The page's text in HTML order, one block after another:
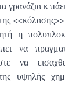
γρανάζια κ
η
να
να
υψηλής